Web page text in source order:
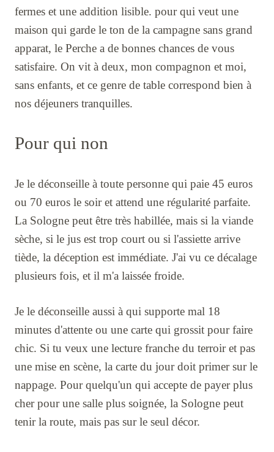
fermes et une addition lisible. pour qui veut une
maison qui garde le ton de la campagne sans grand
apparat, le Perche a de bonnes chances de vous
satisfaire. On vit à deux, mon compagnon et moi,
sans enfants, et ce genre de table correspond bien à
nos déjeuners tranquilles.
Pour qui non
Je le déconseille à toute personne qui paie 45 euros
ou 70 euros le soir et attend une régularité parfaite.
La Sologne peut être très habillée, mais si la viande
sèche, si le jus est trop court ou si l'assiette arrive
tiède, la déception est immédiate. J'ai vu ce décalage
plusieurs fois, et il m'a laissée froide.
Je le déconseille aussi à qui supporte mal 18
minutes d'attente ou une carte qui grossit pour faire
chic. Si tu veux une lecture franche du terroir et pas
une mise en scène, la carte du jour doit primer sur le
nappage. Pour quelqu'un qui accepte de payer plus
cher pour une salle plus soignée, la Sologne peut
tenir la route, mais pas sur le seul décor.